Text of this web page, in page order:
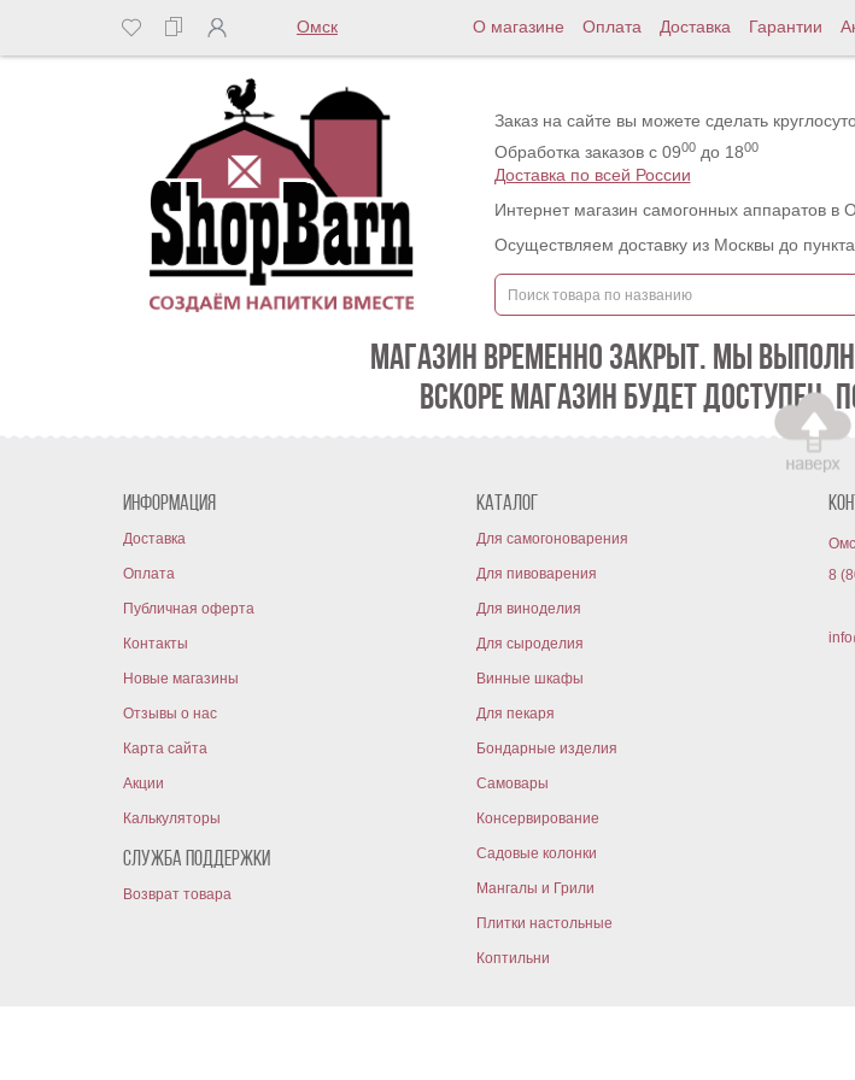
Омск О магазине Оплата Доставка Гарантии
Заказ на сайте вы можете сделать
Обработка заказов с 0900до 1800
Доставка по всей России
Интернет магазин самогонных аппаратов в
Осуществляем доставку из Москвы до
МАГАЗИН ВРЕМЕННО ЗАКРЫТ. МЫ
ВСКОРЕ МАГАЗИН БУДЕТ ДОСТУПЕН.
Информация
Доставка
Оплата
Публичная оферта
Контакты
Новые магазины
Отзывы о нас
Карта сайта
Акции
Калькуляторы
Служба поддержки
Возврат товара
Каталог
Для самогоноварения
Для пивоварения
Для виноделия
Для сыроделия
Винные шкафы
Для пекаря
Бондарные изделия
Самовары
Консервирование
Садовые колонки
Мангалы и Грили
Плитки настольные
Коптильни
8